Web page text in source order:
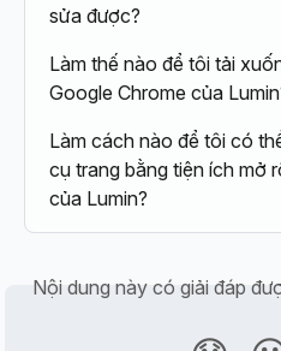
sửa được?
Làm thế nào để tôi tải
Google Chrome của
Làm cách nào để tôi có
cụ trang bằng tiện ích mở
của Lumin?
Nội dung này có giải đáp